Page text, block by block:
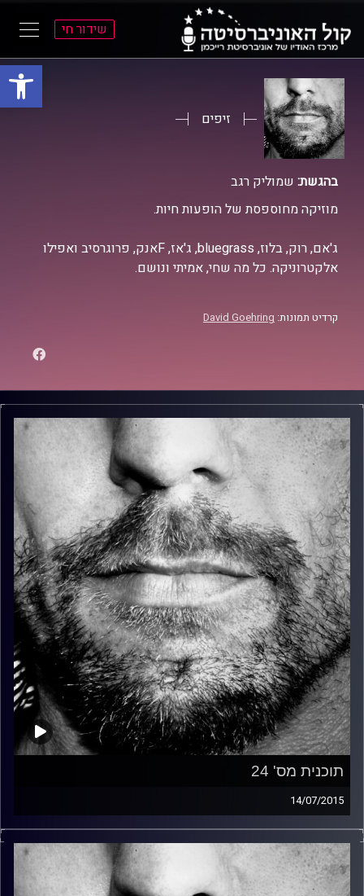
פתח
התפריט
הראשי
התוכן
הראשי
שידור חי
זיפים
בהגשת: שמוליק רגב
מוזיקה מחוספסת של הופעות חיות.
ג'אם, רוק, בלוז, bluegrass, ג'אז, Fאנק, פרוגרסיב ואפילו
אלקטרוניקה. כל מה שחי, אמיתי ונושם.
קרדיט תמונות: David Goehring
תוכנית מס' 24
14/07/2015
זיפים, מוזיקה מחוספסת של הופעות חיות. הרבה ג'אם, רוק,
בלוז, bluegrass, ג'אז, Fאנק, פרוגרסיב ואפילו אלקטרוניקה.
כל מה שחי, אמיתי ונושם.
עם שמוליק רגב.